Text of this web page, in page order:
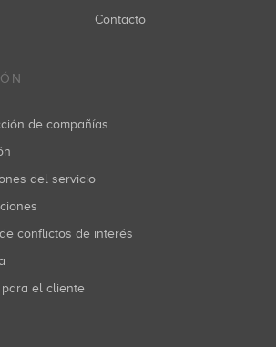
Contacto
de compañías
del servicio
conflictos de interés
para el cliente